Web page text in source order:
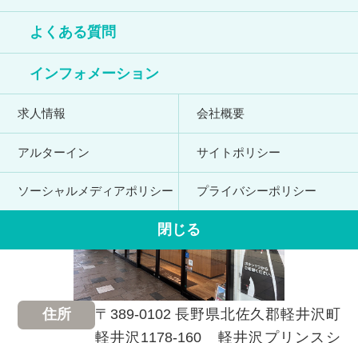
よくある質問
インフォメーション
求人情報 会社概要
アルターイン サイトポリシー
ソーシャルメディアポリシー プライバシーポリシー
閉じる
鞄のお直しが出来る店舗
軽井沢プリンスショッピン
住所
〒389-0102 長野県北佐久郡軽井沢町
軽井沢1178-160 軽井沢プリンスシ